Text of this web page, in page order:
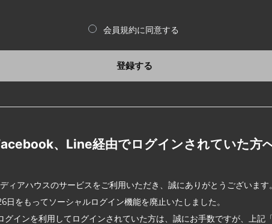
会員規約に同意する
登録する
、Line経由でログインされていた方
ィアハウスのサービスをご利用いただき、誠にありがとうございます。
日をもってソーシャルログイン機能を廃止いたしました。
グインを利用してログインされていた方は、誠にお手数ですが、上記